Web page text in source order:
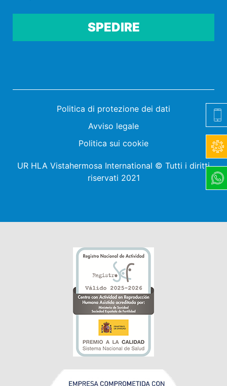
Politica di protezione dei dati
Avviso legale
Politica sui cookie
UR HLA Vistahermosa International © Tutti i diritti
riservati 2021